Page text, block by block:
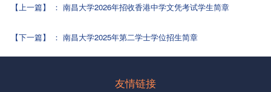
【上一篇】 ： 南昌大学2026年招收香港中学文凭考试学生简章
【下一篇】 ： 南昌大学2025年第二学士学位招生简章
友情链接